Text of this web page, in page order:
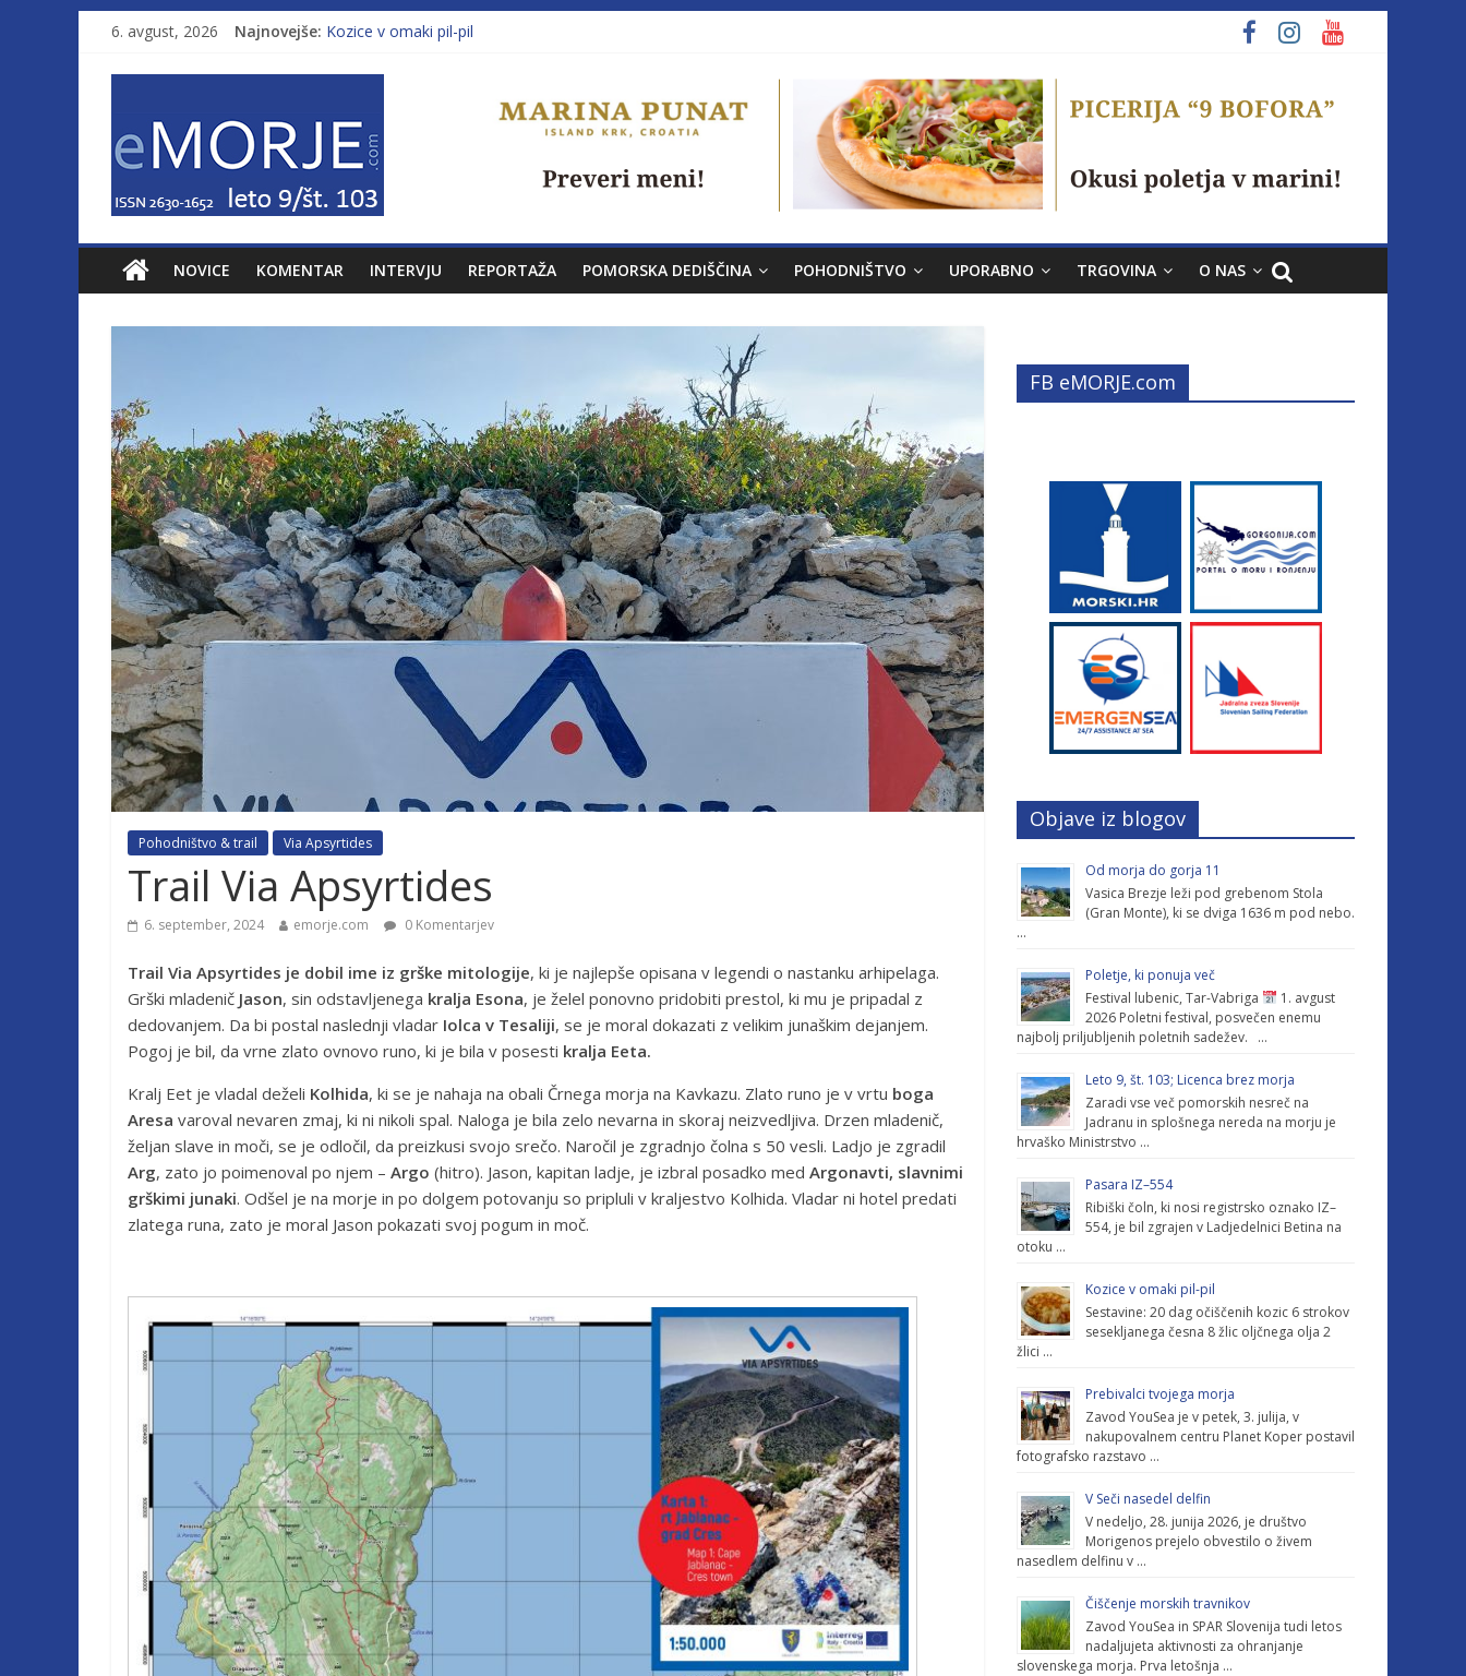
6. avgust, 2026 Najnovejše: Kozice v omaki pil-pil
Od morja do gorja 11
Poletje, ki ponuja več
NOVICE KOMENTAR INTERVJU REPORTAŽA POMORSKA DEDIŠČINA POHODNIŠTVO UPORABNO TRGOVINA O NAS
Pohodništvo & trail Via Apsyrtides
Trail Via Apsyrtides
6. september, 2024 emorje.com 0 Komentarjev
Trail Via Apsyrtides je dobil ime iz grške mitologije, ki je najlepše opisana v legendi o nastanku arhipelaga.
Grški mladenič Jason, sin odstavljenega kralja Esona, je želel ponovno pridobiti prestol, ki mu je pripadal z
dedovanjem. Da bi postal naslednji vladar Iolca v Tesaliji, se je moral dokazati z velikim junaškim dejanjem.
Pogoj je bil, da vrne zlato ovnovo runo, ki je bila v posesti kralja Eeta.
Kralj Eet je vladal deželi Kolhida, ki se je nahaja na obali Črnega morja na Kavkazu. Zlato runo je v vrtu boga
Aresa varoval nevaren zmaj, ki ni nikoli spal. Naloga je bila zelo nevarna in skoraj neizvedljiva. Drzen mladenič,
željan slave in moči, se je odločil, da preizkusi svojo srečo. Naročil je zgradnjo čolna s 50 vesli. Ladjo je zgradil
Arg, zato jo poimenoval po njem – Argo (hitro). Jason, kapitan ladje, je izbral posadko med Argonavti, slavnimi
grškimi junaki. Odšel je na morje in po dolgem potovanju so pripluli v kraljestvo Kolhida. Vladar ni hotel predati
zlatega runa, zato je moral Jason pokazati svoj pogum in moč.
FB eMORJE.com
Objave iz blogov
Od morja do gorja 11
Vasica Brezje leži pod grebenom Stola
(Gran Monte), ki se dviga 1636 m pod nebo.
…
Poletje, ki ponuja več
Festival lubenic, Tar-Vabriga
1. avgust
2026 Poletni festival, posvečen enemu
najbolj priljubljenih poletnih sadežev. …
Leto 9, št. 103; Licenca brez morja
Zaradi vse več pomorskih nesreč na
Jadranu in splošnega nereda na morju je
hrvaško Ministrstvo …
Pasara IZ–554
Ribiški čoln, ki nosi registrsko oznako IZ–
554, je bil zgrajen v Ladjedelnici Betina na
otoku …
Kozice v omaki pil-pil
Sestavine: 20 dag očiščenih kozic 6 strokov
sesekljanega česna 8 žlic oljčnega olja 2
žlici …
Prebivalci tvojega morja
Zavod YouSea je v petek, 3. julija, v
nakupovalnem centru Planet Koper postavil
fotografsko razstavo …
V Seči nasedel delfin
V nedeljo, 28. junija 2026, je društvo
Morigenos prejelo obvestilo o živem
nasedlem delfinu v …
Čiščenje morskih travnikov
Zavod YouSea in SPAR Slovenija tudi letos
nadaljujeta aktivnosti za ohranjanje
slovenskega morja. Prva letošnja …